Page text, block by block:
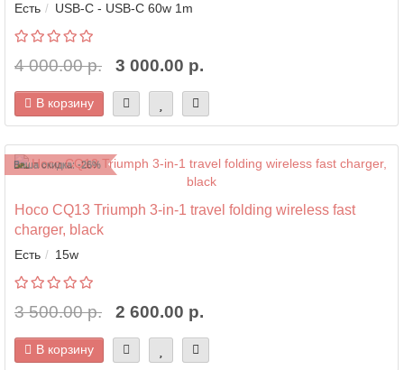
Есть USB-C - USB-C 60w 1m
4 000.00 р. 3 000.00 р.
В корзину
Ваша скидка: -26%
Hoco CQ13 Triumph 3-in-1 travel folding wireless fast
charger, black
Есть 15w
3 500.00 р. 2 600.00 р.
В корзину